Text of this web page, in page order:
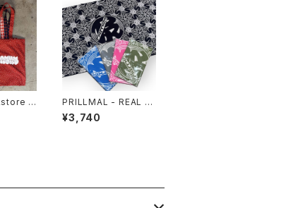
-
Fabri
PRILLMAL - REAL E
DO.OG 18th 手拭い
¥3,740